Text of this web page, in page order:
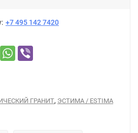
+7 495 142 7420
ГРАНИТ, ЭСТИМА / ESTIMA